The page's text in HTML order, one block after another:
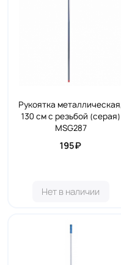
Рукоятка металлическая,
130 см с резьбой (серая)
MSG287
195₽
Нет в наличии